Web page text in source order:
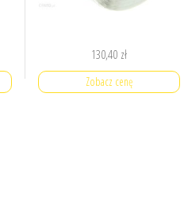
130,40 zł
Zobacz cenę